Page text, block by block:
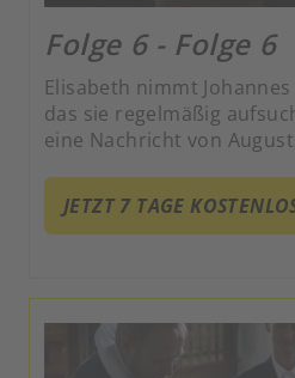
Folge 6 - Folge 6
Elisabeth nimmt
das sie regelmäßig
eine Nachricht von
JETZT 7 TAGE